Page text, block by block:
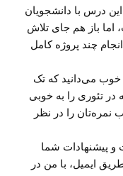
درس با دانشجویان
اما باز هم جای تلاش
چند پروژه کامل
می‌دانید که تک
تئوری را به خوبی
را در نظر
و پیشنهادات شما
ایمیل، با من در